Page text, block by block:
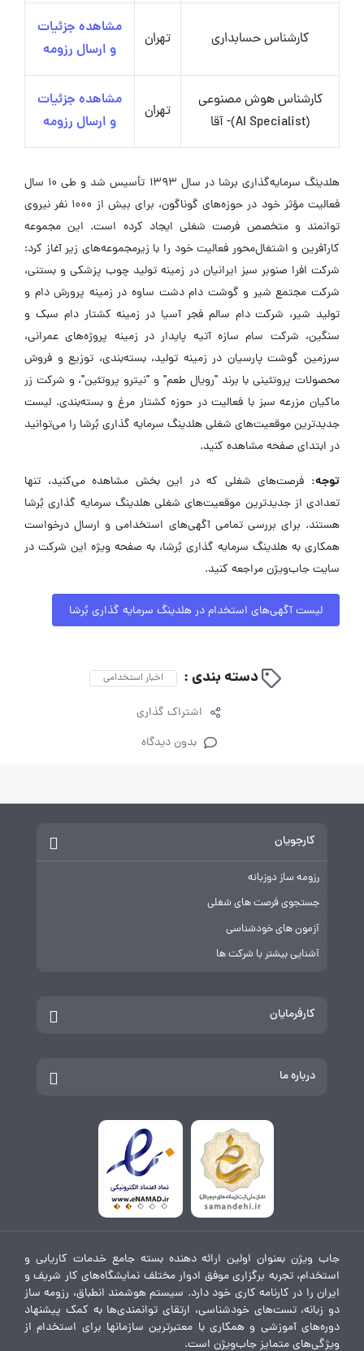
کارشناس حسابداری تهران
مشاهده جزئیات
و ارسال رزومه
کارشناس هوش مصنوعی
(AI Specialist)- آقا
تهران
مشاهده جزئیات
و ارسال رزومه
هلدینگ سرمایه‌گذاری برشا در سال 1393 تأسیس شد و طی 10 سال
فعالیت مؤثر خود در حوزه‌های گوناگون، برای بیش از 1000 نفر نیروی
توانمند و متخصص فرصت شغلی ایجاد کرده است. این مجموعه
کارآفرین و اشتغال‌محور فعالیت خود را با زیرمجموعه‌های زیر آغاز کرد:
شرکت افرا صنوبر سبز ایرانیان در زمینه تولید چوب پزشکی و بستنی،
شرکت مجتمع شیر و گوشت دام دشت ساوه در زمینه پرورش دام و
تولید شیر، شرکت دام سالم فجر آسیا در زمینه کشتار دام سبک و
سنگین، شرکت سام سازه آتیه پایدار در زمینه پروژه‌های عمرانی،
سرزمین گوشت پارسیان در زمینه تولید، بسته‌بندی، توزیع و فروش
محصولات پروتئینی با برند "رویال طعم" و "نیترو پروتئین"، و شرکت زر
ماکیان مزرعه سبز با فعالیت در حوزه کشتار مرغ و بسته‌بندی. لیست
جدیدترین موقعیت‌های شغلی هلدینگ سرمایه گذاری بُرشا را می‌توانید
در ابتدای صفحه مشاهده کنید.
توجه: فرصت‌های شغلی که در این بخش مشاهده می‌کنید، تنها
تعدادی از جدیدترین موقعیت‌های شغلی هلدینگ سرمایه گذاری بُرشا
هستند. برای بررسی تمامی آگهی‌های استخدامی و ارسال درخواست
همکاری به هلدینگ سرمایه گذاری بُرشا، به صفحه ویژه این شرکت در
سایت جاب‌ویژن مراجعه کنید.
لیست آگهی‌های استخدام در هلدینگ سرمایه گذاری بُرشا
دسته بندی : اخبار استخدامی
اشتراک گذاری
بدون دیدگاه
کارجویان
رزومه ساز دوزبانه
جستجوی فرصت های شغلی
آزمون های خودشناسی
آشنایی بیشتر با شرکت ها
کارفرمایان
درباره ما
جاب ویژن بعنوان اولین ارائه دهنده بسته جامع خدمات کاریابی و
استخدام، تجربه برگزاری موفق ادوار مختلف نمایشگاه‌های کار شریف و
ایران را در کارنامه کاری خود دارد. سیستم هوشمند انطباق، رزومه ساز
دو زبانه، تست‌های خودشناسی، ارتقای توانمندی‌ها به کمک پیشنهاد
دوره‌های آموزشی و همکاری با معتبرترین سازمانها برای استخدام از
ویژگی‌های متمایز جاب‌ویژن است.